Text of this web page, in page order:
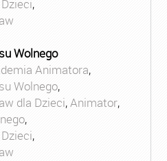
,
Wolnego
Animatora,
Wolnego,
dla Dzieci,Animator,
,
,